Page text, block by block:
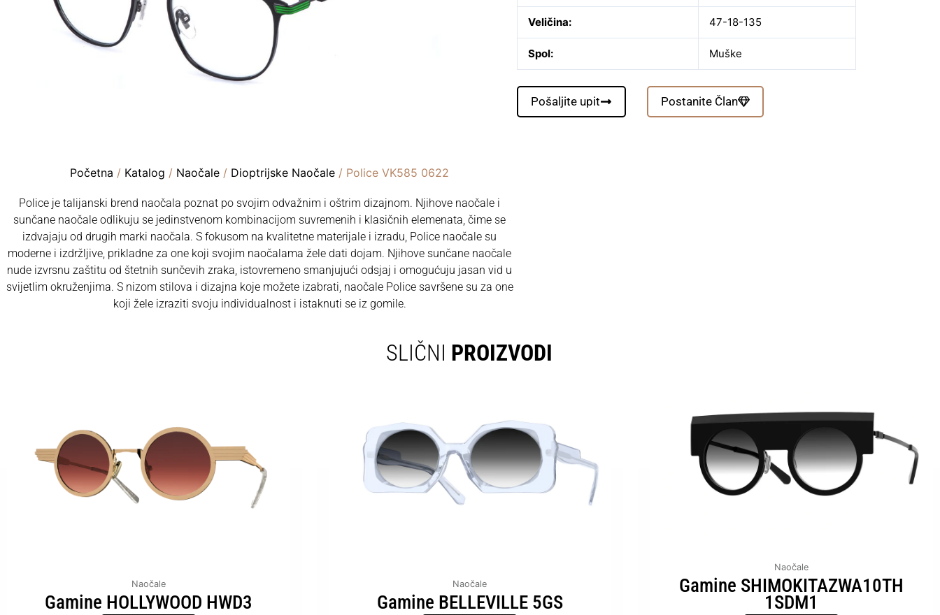
Veličina: 47-18-135
Spol: Muške
Pošaljite upit Postanite Član
Početna / Katalog / Naočale / Dioptrijske Naočale / Police VK585 0622
Police je talijanski brend naočala poznat po svojim odvažnim i oštrim dizajnom. Njihove naočale i
sunčane naočale odlikuju se jedinstvenom kombinacijom suvremenih i klasičnih elemenata, čime se
izdvajaju od drugih marki naočala. S fokusom na kvalitetne materijale i izradu, Police naočale su
moderne i izdržljive, prikladne za one koji svojim naočalama žele dati dojam. Njihove sunčane naočale
nude izvrsnu zaštitu od štetnih sunčevih zraka, istovremeno smanjujući odsjaj i omogućuju jasan vid u
svijetlim okruženjima. S nizom stilova i dizajna koje možete izabrati, naočale Police savršene su za one
koji žele izraziti svoju individualnost i istaknuti se iz gomile.
SLIČNI PROIZVODI
Naočale
Gamine HOLLYWOOD HWD3
Naočale
Gamine BELLEVILLE 5GS
Naočale
Gamine SHIMOKITAZWA10TH
1SDM1